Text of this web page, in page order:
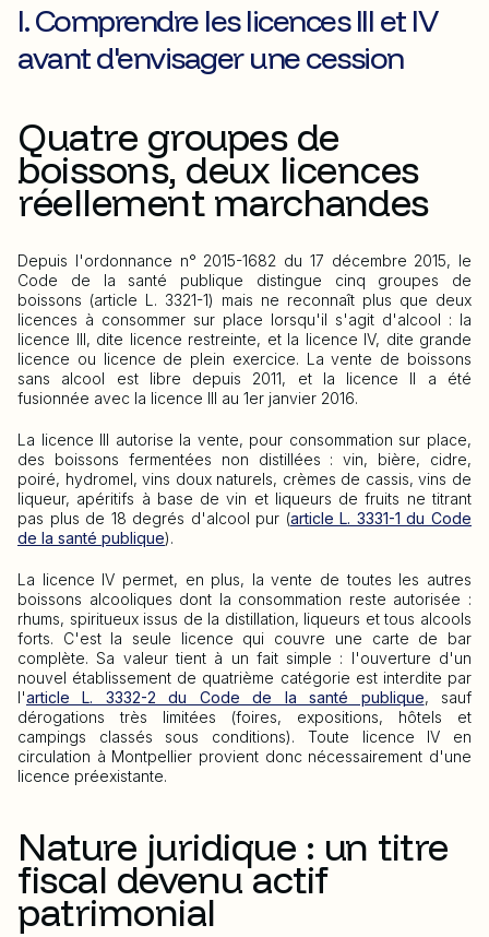
I. Comprendre les licences III et IV
avant d'envisager une cession
Quatre groupes de
boissons, deux licences
réellement marchandes
Depuis l'ordonnance n° 2015-1682 du 17 décembre 2015, le
Code de la santé publique distingue cinq groupes de
boissons (article L. 3321-1) mais ne reconnaît plus que deux
licences à consommer sur place lorsqu'il s'agit d'alcool : la
licence III, dite licence restreinte, et la licence IV, dite grande
licence ou licence de plein exercice. La vente de boissons
sans alcool est libre depuis 2011, et la licence II a été
fusionnée avec la licence III au 1er janvier 2016.
La licence III autorise la vente, pour consommation sur place,
des boissons fermentées non distillées : vin, bière, cidre,
poiré, hydromel, vins doux naturels, crèmes de cassis, vins de
liqueur, apéritifs à base de vin et liqueurs de fruits ne titrant
pas plus de 18 degrés d'alcool pur (article L. 3331-1 du Code
de la santé publique).
La licence IV permet, en plus, la vente de toutes les autres
boissons alcooliques dont la consommation reste autorisée :
rhums, spiritueux issus de la distillation, liqueurs et tous alcools
forts. C'est la seule licence qui couvre une carte de bar
complète. Sa valeur tient à un fait simple : l'ouverture d'un
nouvel établissement de quatrième catégorie est interdite par
l'article L. 3332-2 du Code de la santé publique, sauf
dérogations très limitées (foires, expositions, hôtels et
campings classés sous conditions). Toute licence IV en
circulation à Montpellier provient donc nécessairement d'une
licence préexistante.
Nature juridique : un titre
fiscal devenu actif
patrimonial